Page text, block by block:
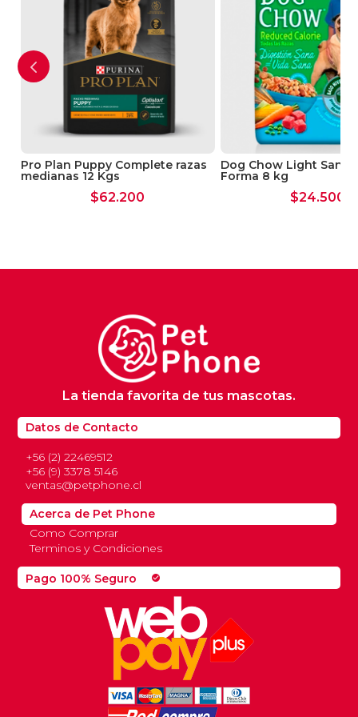
Aceite Vegetal, Glicerol, Minerales y Anti
Oxidantes.
Pro Plan Puppy Complete razas
medianas 12 Kgs
$62.200
Dog Chow Light Sano
Forma 8 kg
$24.500
Pago 100% Seguro check_circle
Datos de Contacto
+56 (2) 22469512
+56 (9) 3378 5146
ventas@petphone.cl
La tienda favorita de tus mascotas.
Acerca de Pet Phone
Como Comprar
Terminos y Condiciones